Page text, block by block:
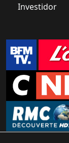
Investidor